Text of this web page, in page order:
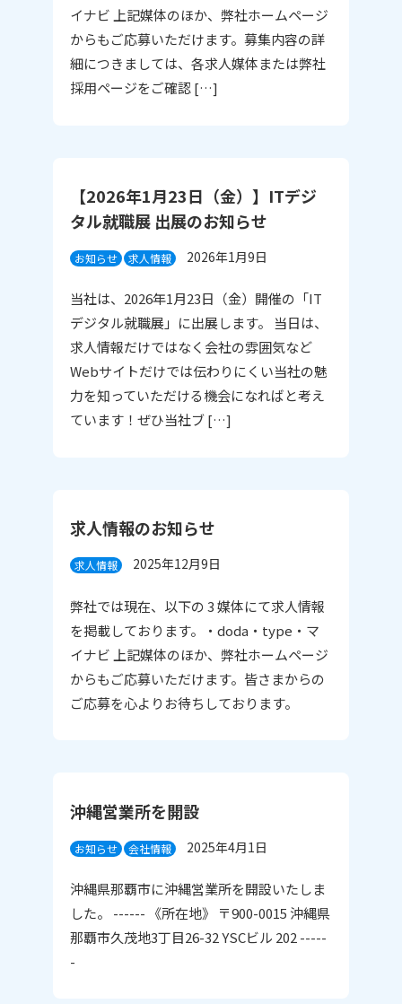
イナビ 上記媒体のほか、弊社ホームページ
からもご応募いただけます。募集内容の詳
細につきましては、各求人媒体または弊社
採用ページをご確認 […]
【2026年1月23日（金）】ITデジ
タル就職展 出展のお知らせ
お知らせ 求人情報 2026年1月9日
当社は、2026年1月23日（金）開催の「IT
デジタル就職展」に出展します。 当日は、
求人情報だけではなく会社の雰囲気など
Webサイトだけでは伝わりにくい当社の魅
力を知っていただける機会になればと考え
ています！ぜひ当社ブ […]
求人情報のお知らせ
求人情報 2025年12月9日
弊社では現在、以下の 3 媒体にて求人情報
を掲載しております。・doda・type・マ
イナビ 上記媒体のほか、弊社ホームページ
からもご応募いただけます。皆さまからの
ご応募を心よりお待ちしております。
沖縄営業所を開設
お知らせ 会社情報 2025年4月1日
沖縄県那覇市に沖縄営業所を開設いたしま
した。 ------ 《所在地》 〒900-0015 沖縄県
那覇市久茂地3丁目26-32 YSCビル 202 -----
-